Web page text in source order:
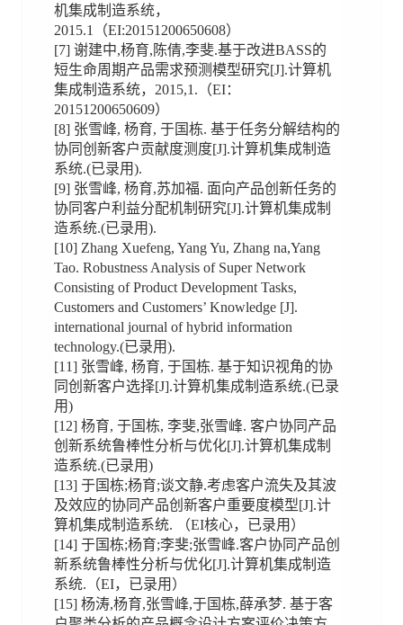
机集成制造系统，
2015.1（EI:20151200650608）
[7] 谢建中,杨育,陈倩,李斐.基于改进BASS的
短生命周期产品需求预测模型研究[J].计算机
集成制造系统，2015,1.（EI：
20151200650609）
[8] 张雪峰, 杨育, 于国栋. 基于任务分解结构的
协同创新客户贡献度测度[J].计算机集成制造
系统.(已录用).
[9] 张雪峰, 杨育,苏加福. 面向产品创新任务的
协同客户利益分配机制研究[J].计算机集成制
造系统.(已录用).
[10] Zhang Xuefeng, Yang Yu, Zhang na,Yang
Tao. Robustness Analysis of Super Network
Consisting of Product Development Tasks,
Customers and Customers’ Knowledge [J].
international journal of hybrid information
technology.(已录用).
[11] 张雪峰, 杨育, 于国栋. 基于知识视角的协
同创新客户选择[J].计算机集成制造系统.(已录
用)
[12] 杨育, 于国栋, 李斐,张雪峰. 客户协同产品
创新系统鲁棒性分析与优化[J].计算机集成制
造系统.(已录用)
[13] 于国栋;杨育;谈文静.考虑客户流失及其波
及效应的协同产品创新客户重要度模型[J].计
算机集成制造系统. （EI核心，已录用）
[14] 于国栋;杨育;李斐;张雪峰.客户协同产品创
新系统鲁棒性分析与优化[J].计算机集成制造
系统.（EI，已录用）
[15] 杨涛,杨育,张雪峰,于国栋,薛承梦. 基于客